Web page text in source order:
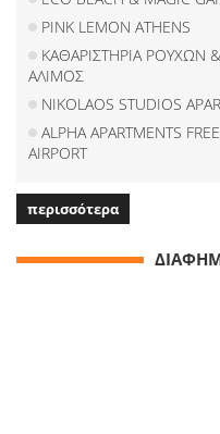
PINK LEMON ATHENS
ΚΑΘΑΡΙΣΤΗΡΙΑ ΡΟΥΧΩΝ &
ΑΛΙΜΟΣ
NIKOLAOS STUDIOS
ALPHA APARTMENTS
AIRPORT
περισσότερα